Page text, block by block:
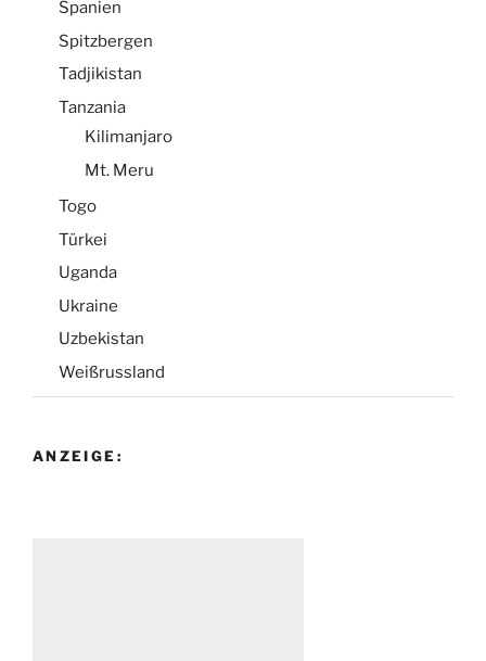
Spanien
Spitzbergen
Tadjikistan
Tanzania
Kilimanjaro
Mt. Meru
Togo
Türkei
Uganda
Ukraine
Uzbekistan
Weißrussland
ANZEIGE: